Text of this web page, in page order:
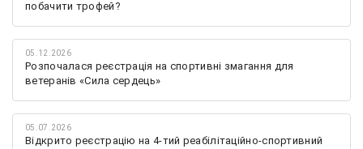
побачити трофей?
05.12.2026
Розпочалася реєстрація на спортивні змагання для
ветеранів «Сила сердець»
05.07.2026
Відкрито реєстрацію на 4-тий реабілітаційно-спортивний